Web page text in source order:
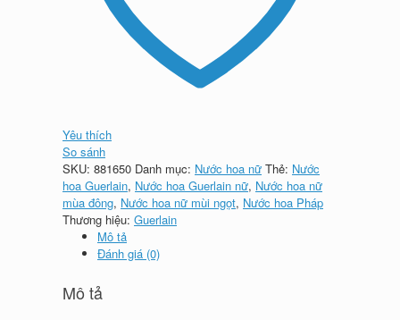
Yêu thích
So sánh
SKU: 881650 Danh mục: Nước hoa nữ Thẻ: Nước
hoa Guerlain, Nước hoa Guerlain nữ, Nước hoa nữ
mùa đông, Nước hoa nữ mùi ngọt, Nước hoa Pháp
Thương hiệu: Guerlain
Mô tả
Đánh giá (0)
Mô tả